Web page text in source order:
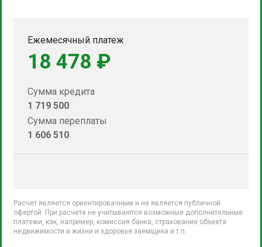
Ежемесячный платеж
18 478 ₽
Сумма кредита
1 719 500
Сумма переплаты
1 606 510
Расчет является ориентировачным и не является публичной
офертой. При расчете не учитываются возможные дополнительные
платежи, как, например, комиссия банка, страхование объекта
недвижимости и жизни и здоровья заемщика и т.п.